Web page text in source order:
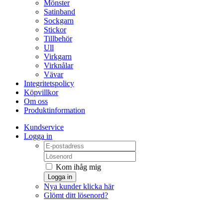
Mönster
Satinband
Sockgarn
Stickor
Tillbehör
Ull
Virkgarn
Virknålar
Vävar
Integritetspolicy
Köpvillkor
Om oss
Produktinformation
Kundservice
Logga in
Kom ihåg mig
Logga in
Nya kunder klicka här
Glömt ditt lösenord?